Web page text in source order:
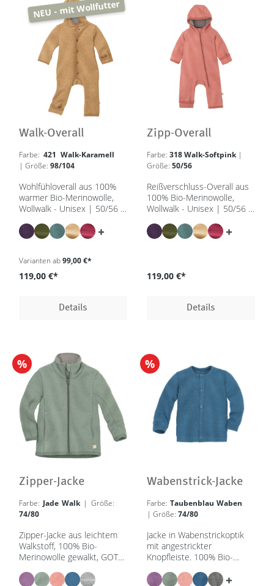
NEU - mit Wollfutter
Walk-Overall
Farbe: 421 Walk-Karamell
| Größe: 98/104
Wohlfühloverall aus 100%
warmer Bio-Merinowolle,
Wollwalk - Unisex | 50/56 –
GOTS, IVN Best
Varianten ab99,00 €*
119,00 €*
Details
Zipp-Overall
Farbe: 318 Walk-Softpink |
Größe: 50/56
Reißverschluss-Overall aus
100% Bio-Merinowolle,
Wollwalk - Unisex | 50/56 -
GOTS, IVN Best
119,00 €*
Details
%
Zipper-Jacke
Farbe: Jade Walk
| Größe:
74/80
Zipper-Jacke aus leichtem
Walkstoff, 100% Bio-
Merinowolle gewalkt, GOTS
%
Wabenstrick-Jacke
Farbe: Taubenblau Waben
| Größe: 74/80
Jacke in Wabenstrickoptik
mit angestrickter
Knopfleiste. 100% Bio-
Best